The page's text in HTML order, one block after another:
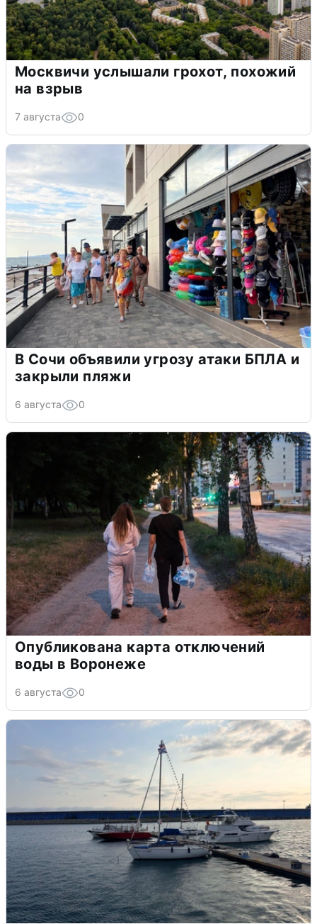
Москвичи услышали грохот, похожий
на взрыв
7 августа 0
В Сочи объявили угрозу атаки БПЛА и
закрыли пляжи
6 августа 0
Опубликована карта отключений
воды в Воронеже
6 августа 0